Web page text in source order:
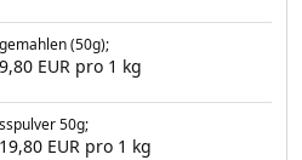
(50g);
EUR pro 1 kg
50g;
EUR pro 1 kg